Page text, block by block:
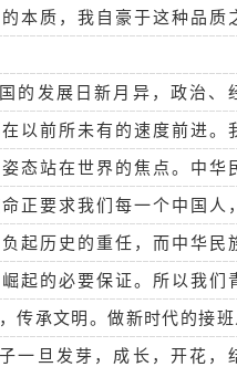
本质，我自豪于这种品质
的发展日新月异，政治、
以前所未有的速度前进。
态站在世界的焦点。中华
正要求我们每一个中国人
起历史的重任，而中华民
起的必要保证。所以我们
传承文明。做新时代的接班
一旦发芽，成长，开花，